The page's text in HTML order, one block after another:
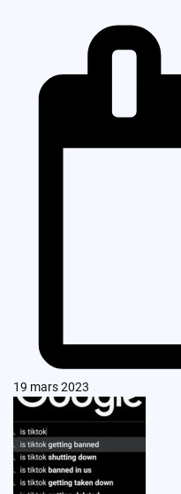
19 mars 2023